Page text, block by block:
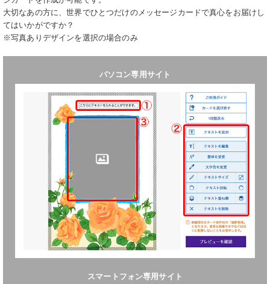
大切なあの方に、世界でひとつだけのメッセージカードで真心をお届けし
てはいかがですか？
※写真ありデザインを選択の場合のみ
パソコン専用サイト
スマートフォン専用サイト